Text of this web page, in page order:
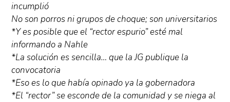
incumplió
No son porros ni grupos de choque; son universitarios
*Y es posible que el “rector espurio” esté mal
informando a Nahle
*La solución es sencilla… que la JG publique la
convocatoria
*Eso es lo que había opinado ya la gobernadora
*El “rector” se esconde de la comunidad y se niega al